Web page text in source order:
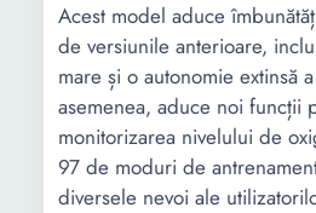
Acest model aduce
de versiunile anterioare,
mare și o autonomie extinsă
asemenea, aduce noi funcții
monitorizarea nivelului de
97 de moduri de
diversele nevoi ale